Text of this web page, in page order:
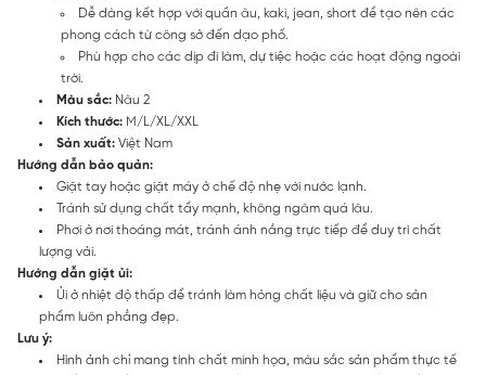
Dễ dàng kết hợp với quần âu, kaki, jean, short để tạo nên các
phong cách từ công sở đến dạo phố.
Phù hợp cho các dịp đi làm, dự tiệc hoặc các hoạt động ngoài
trời.
Màu sắc: Nâu 2
Kích thước: M/L/XL/XXL
Sản xuất: Việt Nam
Hướng dẫn bảo quản:
Giặt tay hoặc giặt máy ở chế độ nhẹ với nước lạnh.
Tránh sử dụng chất tẩy mạnh, không ngâm quá lâu.
Phơi ở nơi thoáng mát, tránh ánh nắng trực tiếp để duy trì chất
lượng vải.
Hướng dẫn giặt ủi:
Ủi ở nhiệt độ thấp để tránh làm hỏng chất liệu và giữ cho sản
phẩm luôn phẳng đẹp.
Lưu ý:
Hình ảnh chỉ mang tính chất minh họa, màu sắc sản phẩm thực tế